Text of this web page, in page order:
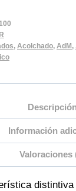
, Acolchado, AdM ,
Descripción
Información
Valoraciones
distintiva